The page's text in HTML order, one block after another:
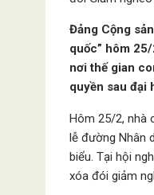
Đảng Cộng
quốc” hôm
nơi thế gian
quyền sau đại
Hôm 25/2, nhà
lễ đường Nhân
biểu. Tại hội
xóa đói giảm